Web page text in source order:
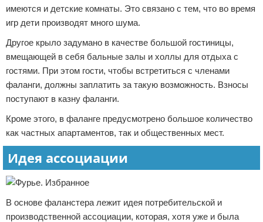
имеются и детские комнаты. Это связано с тем, что во время
игр дети производят много шума.
Другое крыло задумано в качестве большой гостиницы,
вмещающей в себя бальные залы и холлы для отдыха с
гостями. При этом гости, чтобы встретиться с членами
фаланги, должны заплатить за такую возможность. Взносы
поступают в казну фаланги.
Кроме этого, в фаланге предусмотрено большое количество
как частных апартаментов, так и общественных мест.
Идея ассоциации
В основе фаланстера лежит идея потребительской и
производственной ассоциации, которая, хотя уже и была